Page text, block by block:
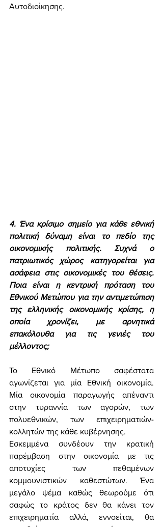
Αυτοδιοίκησης.
4. Ένα κρίσιμο σημείο για κάθε εθνική
πολιτική δύναμη είναι το πεδίο της
οικονομικής πολιτικής. Συχνά ο
πατριωτικός χώρος κατηγορείται για
ασάφεια στις οικονομικές του θέσεις.
Ποια είναι η κεντρική πρόταση του
Εθνικού Μετώπου για την αντιμετώπιση
της ελληνικής οικονομικής κρίσης, η
οποία χρονίζει, με αρνητικά
επακόλουθα για τις γενιές του
μέλλοντος;
Το Εθνικό Μέτωπο σαφέστατα
αγωνίζεται για μία Εθνική οικονομία.
Μία οικονομία παραγωγής απέναντι
στην τυραννία των αγορών, των
πολυεθνικών, των επιχειρηματιών-
κολλητών της κάθε κυβέρνησης.
Εσκεμμένα συνδέουν την κρατική
παρέμβαση στην οικονομία με τις
αποτυχίες των πεθαμένων
κομμουνιστικών καθεστώτων. Ένα
μεγάλο ψέμα καθώς θεωρούμε ότι
σαφώς το κράτος δεν θα κάνει τον
επιχειρηματία αλλά, εννοείται, θα